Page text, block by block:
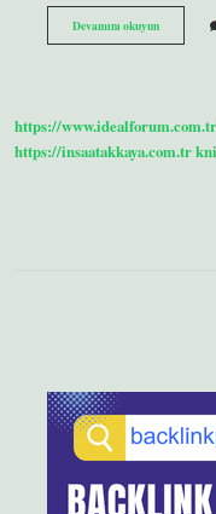
Devamını okuyunIş
Yerlerinde
https://www.idealforum.com.tr
https://insaatakkaya.com.tr